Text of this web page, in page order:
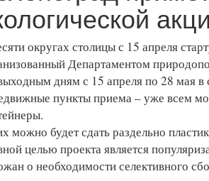
округах столицы с 15 апреля
Департаментом
дням с 15 апреля по 28 мая в
пункты приема – уже всем
можно будет сдать раздельно
целью проекта является
о необходимости селективного